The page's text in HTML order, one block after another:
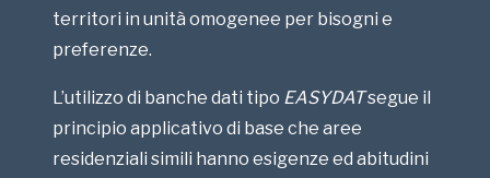
territori in unità omogenee per bisogni e
preferenze.
L’utilizzo di banche dati tipo EASYDATsegue il
principio applicativo di base che aree
residenziali simili hanno esigenze ed abitudini